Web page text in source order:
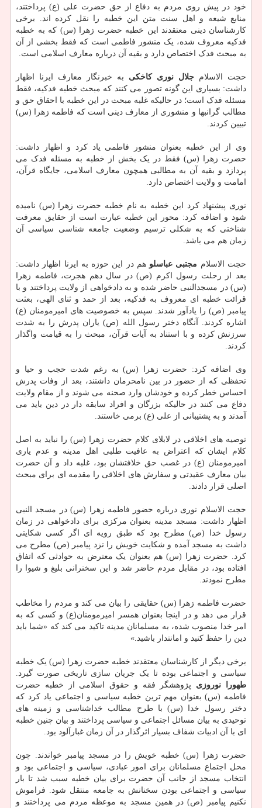
خود در پیش روی مردم به دفاع از حق حضرت علی (ع) پرداختند،
منابع شیعه و اهل سنت متن این خطبه را نقل کرده اند. برخی
کارشناسان دینی معتقدند این خطبه حضرت زهرا (س) که به خطبه
فدکیه معروف شده، یک منشور فاطمی است که فقط بخشی از آن
به مبحث فدک اختصاص دارد و بقیه آن درباره معارف اسلامی است.
حجت الاسلام جلال نوری کاخکی به خبرنگار معارف ایرنا اظهار
داشت: بسیاری این گونه تصور می کنند که مبحث خطبه فدکیه، فقط
مسئله فدک است؛ در حالیکه غلبه مبحث در این خطبه با احقاق حق و
مطالب گرانبها و منشوری از معارف دینی است که فاطمه زهرا (س)
تبیین کردند.
وی از این خطبه بعنوان منشور فاطمی یاد کرد و اظهار داشت:
حضرت زهرا (س) فقط در یک بخش از خطبه به مسئله فدک می
پردازد و بقیه آن به مطالبی همچون معارف اسلامی، جایگاه قرآن،
امامت و ولایت اختصاص دارد.
نوری پیشنهاد کرد این خطبه به نام خطبه حضرت زهرا (س) نامیده
شود و اضافه کرد: محور این خطبه عبارت است از حقایق معرفت
شناختی که به شکلی ترسیم وضعیت جامعه شناسی سیاسی آن
زمان هم می باشد.
حجت الاسلام مجتبی عباسلو هم در این حوزه به ایرنا اظهار داشت:
بعد از رحلت رسول اکرم (ص) در سال دهم هجرت، فاطمه زهرا
(س) در مسجدالنبی حاضر شده و به دادخواهی از ولایت پرداختند و با
قرائت خطبه ای معروف به فدکیه، بعد از حمد و ثنای الهی، بعثت
پیامبر (ص) را یادآور شدند. سپس به خصوصیت های امیرمومنان (ع)
اشاره کردند. آنگاه دختر رسول الله (ص) یاران پدرش را به شدت
سرزنش کرده و با استناد به آیات قرآن، مبحث را به قیامت واگذار
کردند.
وی اضافه کرد: حضرت زهرا (س) به رغم شدت حجب و حیا و
تحفظی که از حضور در بین نامحرمان داشتند، بعد از وفات پدرش
احساس خطر کرده و خودشان وارد صحنه می شوند و از مقام ولایت
دفاع می کنند در حالیکه بزرگان و افراد سابقه دار در دین باید می
آمدند و به پشتیبانی از علی (ع) برمی خاستند.
توصیه های اخلاقی در لابلای کلام حضرت زهرا (س) را نباید به اصل
کلام ایشان که اعتراض به عافیت طلبی اهل مدینه و عدم یاری
امیرمومنان (ع) در غصب حق خلافتشان بود، غلبه داد و آن حضرت
بیان معارف عقیدتی و سفارش های اخلاقی را مقدمه ای برای مبحث
اصلی قرار دادند.
حجت الاسلام نوری درباره حضور فاطمه زهرا (س) در مسجد النبی
اظهار داشت: مسجد مدینه بعنوان مرکزی برای دادخواهی در زمان
رسول خدا (ص) مطرح بود که طبق رویه ای اگر کسی شکایتی
داشت به مسجد آمده و شکایت خویش را نزد پیامبر (ص) مطرح می
کرد. حضرت زهرا (س) هم بعنوان یک معترض به حوادثی که اتفاق
افتاده بود، در مقابل مردم حاضر شد و این سخنرانی بلیغ و شیوا را
مطرح نمودند.
حضرت فاطمه زهرا (س) حقایقی را بیان می کند و مردم را مخاطب
قرار می دهد و در اینجا بعنوان همسر امیرمومنان(ع) و کسی که به
امر خدا منصوب شده، به مسلمانان مدینه تاکید می کند که «شما باید
دین را حفظ کنید و امانتدار باشید.»
برخی دیگر از کارشناسان معتقدند خطبه حضرت زهرا (س) یک خطبه
سیاسی و اجتماعی بوده تا یک جریان سازی تاریخی صورت گیرد.
طهورا نوروزی پژوهشگر فقه و حقوق اسلامی از خطبه حضرت
فاطمه (س) بعنوان مهم ترین خطبه سیاسی و اجتماعی یاد کرد که
دختر رسول خدا (س) با طرح مطالب خداشناسی و زمینه های
توحیدی به بیان مسائل اجتماعی و سیاسی پرداختند و بیان چنین خطبه
ای با آن ادبیات شفاف بسیار اثرگذار در آن زمان غبارآلود بود.
حضرت زهرا (س) خطبه خویش را در مسجد پیامبر خواندند. چون
محل اجتماع مسلمانان برای امور عبادی، سیاسی و اجتماعی بود و
انتخاب مسجد از جانب آن حضرت برای بیان خطبه سبب شد تا بار
سیاسی و اجتماعی بودن سخنانش به جامعه منتقل شود. فراموش
نکنیم پیامبر (ص) در همین مسجد به موعظه مردم می پرداختند و